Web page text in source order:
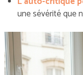
une sévérité que